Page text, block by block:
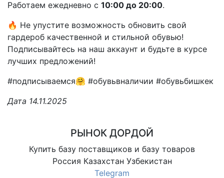
Работаем ежедневно с 10:00 до 20:00.
🔥 Не упустите возможность обновить свой
гардероб качественной и стильной обувью!
Подписывайтесь на наш аккаунт и будьте в курсе
лучших предложений!
#подписываемся🤗 #обувьвналичии #обувьбишкек
Дата 14.11.2025
РЫНОК ДОРДОЙ
Купить базу поставщиков и базу товаров
Россия Казахстан Узбекистан
Telegram